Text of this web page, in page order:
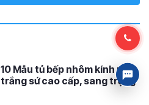
10 Mẫu tủ bếp nhôm kính màu
trắng sứ cao cấp, sang trọng